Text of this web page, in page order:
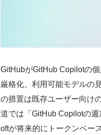
GitHubがGitHub Copilotの
厳格化、利用可能モデルの
の措置は既存ユーザー向け
道では「GitHub Copilotの
oftが将来的にトークンベー